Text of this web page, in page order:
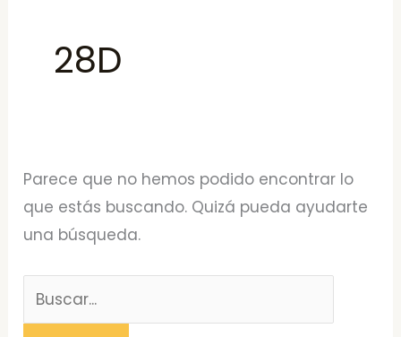
28D
Parece que no hemos podido encontrar lo
que estás buscando. Quizá pueda ayudarte
una búsqueda.